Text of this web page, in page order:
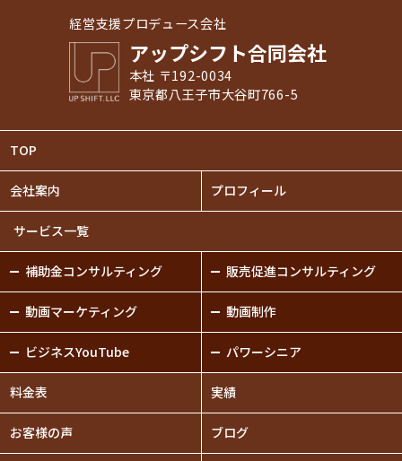
経営支援プロデュース会社
アップシフト合同会社
本社 〒192-0034
東京都八王子市大谷町766-5
TOP
会社案内 プロフィール
サービス一覧
補助金コンサルティング 販売促進コンサルティング
動画マーケティング 動画制作
ビジネスYouTube パワーシニア
料金表 実績
お客様の声 ブログ